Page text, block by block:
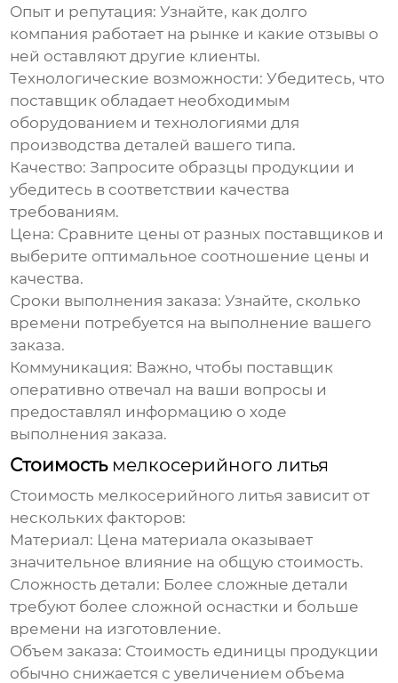
Опыт и репутация: Узнайте, как долго
компания работает на рынке и какие отзывы о
ней оставляют другие клиенты.
Технологические возможности: Убедитесь, что
поставщик обладает необходимым
оборудованием и технологиями для
производства деталей вашего типа.
Качество: Запросите образцы продукции и
убедитесь в соответствии качества
требованиям.
Цена: Сравните цены от разных поставщиков и
выберите оптимальное соотношение цены и
качества.
Сроки выполнения заказа: Узнайте, сколько
времени потребуется на выполнение вашего
заказа.
Коммуникация: Важно, чтобы поставщик
оперативно отвечал на ваши вопросы и
предоставлял информацию о ходе
выполнения заказа.
Стоимость мелкосерийного литья
Стоимость мелкосерийного литья зависит от
нескольких факторов:
Материал: Цена материала оказывает
значительное влияние на общую стоимость.
Сложность детали: Более сложные детали
требуют более сложной оснастки и больше
времени на изготовление.
Объем заказа: Стоимость единицы продукции
обычно снижается с увеличением объема